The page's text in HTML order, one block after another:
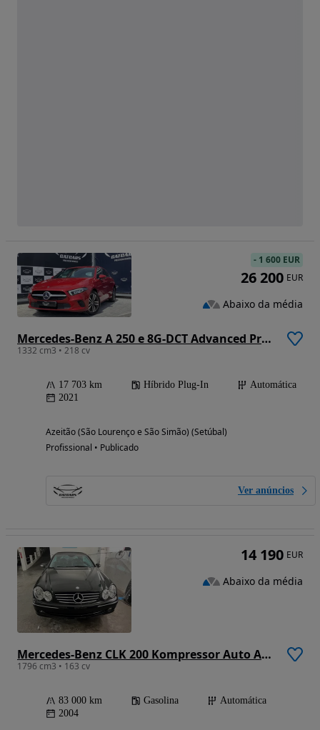
Mercedes-Benz A 250 e 8G-DCT Advanced Progressive
1332 cm3 • 218 cv
17 703 km Híbrido Plug-In
Automática
2021
Azeitão (São Lourenço e São Simão) (Setúbal)
Profissional • Publicado
Ver anúncios
- 1 600 EUR
26 200 EUR
Abaixo da média
Mercedes-Benz CLK 200 Kompressor Auto Avantgarde
1796 cm3 • 163 cv
83 000 km Gasolina
Automática
2004
14 190 EUR
Abaixo da média